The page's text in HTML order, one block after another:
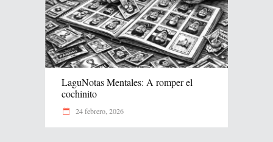
LaguNotas Mentales: A romper el
cochinito
24 febrero, 2026